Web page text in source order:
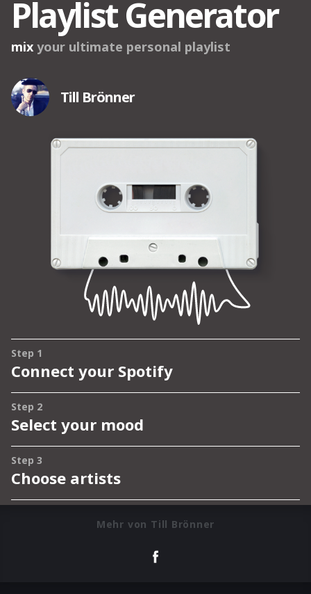
Mehr von Till Brönner